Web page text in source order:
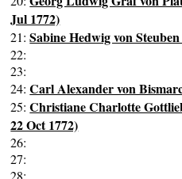
Jul 1772)
21:Sabine Hedwig von
22:
23:
24:Carl Alexander von
25:Christiane Charlotte
22 Oct 1772)
26:
27:
28: